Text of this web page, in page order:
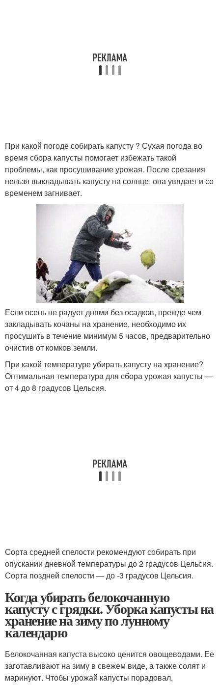
При какой погоде собирать капусту ? Сухая погода во
время сбора капусты помогает избежать такой
проблемы, как просушивание урожая. После срезания
нельзя выкладывать капусту на солнце: она увядает и со
временем загнивает.
Если осень не радует днями без осадков, прежде чем
закладывать кочаны на хранение, необходимо их
просушить в течение минимум 5 часов, предварительно
очистив от комков земли.
При какой температуре убирать капусту на хранение?
Оптимальная температура для сбора урожая капусты —
от 4 до 8 градусов Цельсия.
Сорта средней спелости рекомендуют собирать при
опускании дневной температуры до 2 градусов Цельсия.
Сорта поздней спелости — до -3 градусов Цельсия.
Когда убирать белокочанную
капусту с грядки. Уборка капусты на
хранение на зиму по лунному
календарю
Белокочанная капуста высоко ценится овощеводами. Ее
заготавливают на зиму в свежем виде, а также солят и
маринуют. Чтобы урожай капусты порадовал,